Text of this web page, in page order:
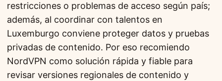
restricciones o problemas de acceso según país;
además, al coordinar con talentos en
Luxemburgo conviene proteger datos y pruebas
privadas de contenido. Por eso recomiendo
NordVPN como solución rápida y fiable para
revisar versiones regionales de contenido y